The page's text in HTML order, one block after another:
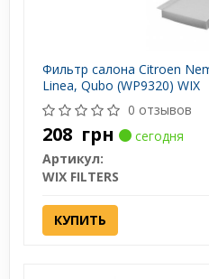
Фильтр салона Citroen
Linea, Qubo (WP9320) WIX
0 отзывов
208 грн
сегодня
Артикул:
WIX FILTERS
КУПИТЬ